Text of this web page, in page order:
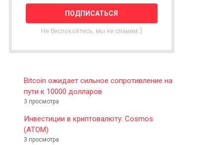
T
E
Не беспокойтесь, мы не спамим;)
Bitcoin ожидает сильное сопротивление на
пути к 10000 долларов
3 просмотра
Инвестиции в криптовалюту: Cosmos
(ATOM)
3 просмотра